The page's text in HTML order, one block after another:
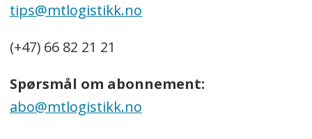
tips@mtlogistikk.no
(+47) 66 82 21 21
Spørsmål om abonnement:
abo@mtlogistikk.no